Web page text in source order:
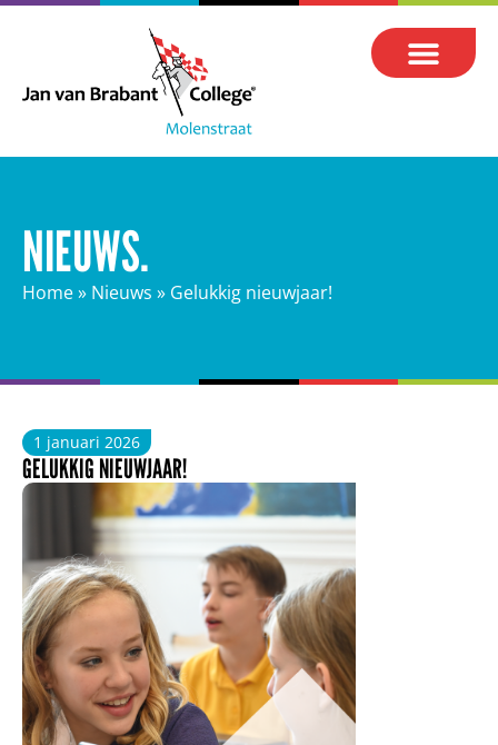
NIEUWS.
Home» Nieuws » Gelukkig nieuwjaar!
1 januari 2026
GELUKKIG NIEUWJAAR!